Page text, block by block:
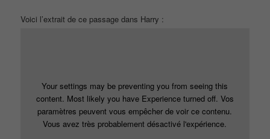
Voici l’extrait de ce passage dans Harry :
Your settings may be preventing you from seeing this
content. Most likely you have Experience turned off. Vos
paramètres peuvent vous empêcher de voir ce contenu.
Vous avez très probablement désactivé l'expérience.